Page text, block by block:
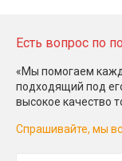
Есть вопрос по
«Мы помогаем
подходящий под
высокое качество
Спрашивайте, мы